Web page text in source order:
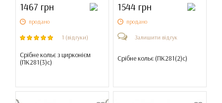
1467 грн
продано
1 (відгуки)
Срібне кольє з цирконієм
(ПК281(3)с)
1544 грн
продано
Залишити відгук
Срібне кольє (ПК281(2)с)